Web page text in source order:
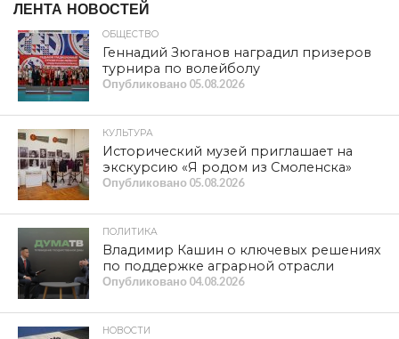
ЛЕНТА НОВОСТЕЙ
ОБЩЕСТВО
Геннадий Зюганов наградил призеров
турнира по волейболу
Опубликовано 05.08.2026
КУЛЬТУРА
Исторический музей приглашает на
экскурсию «Я родом из Смоленска»
Опубликовано 05.08.2026
ПОЛИТИКА
Владимир Кашин о ключевых решениях
по поддержке аграрной отрасли
Опубликовано 04.08.2026
НОВОСТИ